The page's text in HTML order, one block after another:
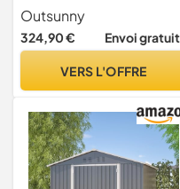
277x195x192cm Gris Clair
Outsunny
324,90 € Envoi gratuit
VERS L'OFFRE